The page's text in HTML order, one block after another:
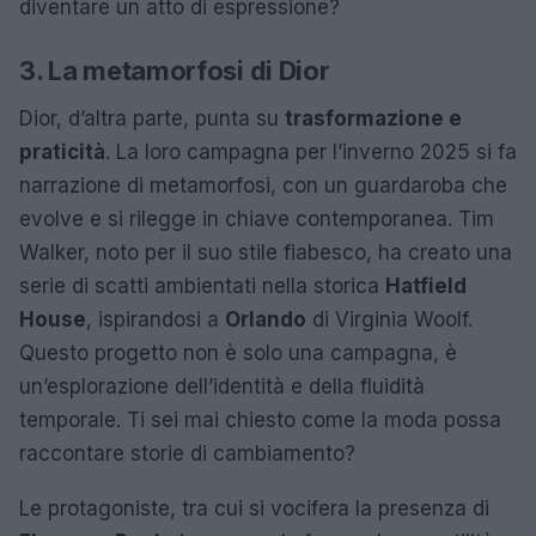
diventare un atto di espressione?
3. La metamorfosi di Dior
Dior, d’altra parte, punta su trasformazione e
praticità. La loro campagna per l’inverno 2025 si fa
narrazione di metamorfosi, con un guardaroba che
evolve e si rilegge in chiave contemporanea. Tim
Walker, noto per il suo stile fiabesco, ha creato una
serie di scatti ambientati nella storica Hatfield
House, ispirandosi a Orlando di Virginia Woolf.
Questo progetto non è solo una campagna, è
un’esplorazione dell’identità e della fluidità
temporale. Ti sei mai chiesto come la moda possa
raccontare storie di cambiamento?
Le protagoniste, tra cui si vocifera la presenza di